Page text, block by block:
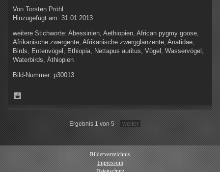
Von Torsten Pröhl
Hinzugefügt am: 31.01.2013
weitere Stichworte: Abessinien, Aethiopien, African pygmy goose,
Afrikanische zwergente, Afrikanische zwergglanzente, Anatidae,
Birds, Entenvögel, Ethiopia, Nettapus auritus, Vögel, Wasservögel,
Waterbirds, Äthiopien
Bild-Nummer: p30013
Ergebnis 1 von 5 weiter
Bilderverzeichnis
Impressum